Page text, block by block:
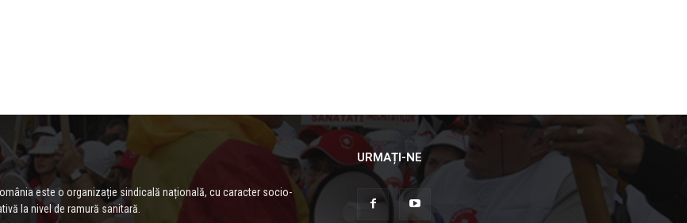
este o organizație sindicală națională, cu caracter socio-
la nivel de ramură sanitară.
URMAȚI-NE